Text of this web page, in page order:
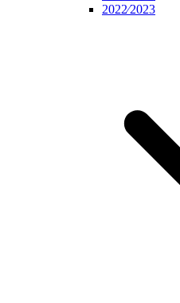
2022⁄2023